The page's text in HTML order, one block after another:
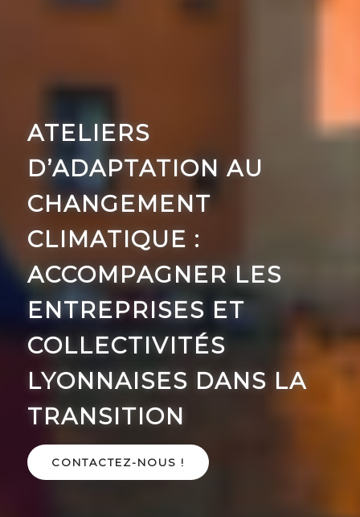
ATELIERS
D’ADAPTATION AU
CHANGEMENT
CLIMATIQUE :
ACCOMPAGNER LES
ENTREPRISES ET
COLLECTIVITÉS
LYONNAISES DANS LA
TRANSITION
CONTACTEZ-NOUS !